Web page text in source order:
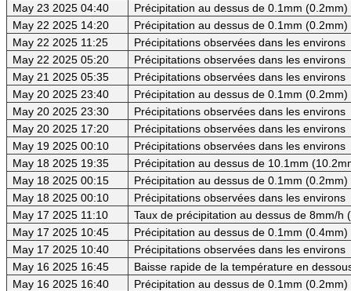
May 23 2025 04:40
Précipitation au dessus de 0.1mm
May 22 2025 14:20
Précipitation au dessus de 0.1mm
May 22 2025 11:25
Précipitations observées dans les environs
May 22 2025 05:20
Précipitations observées dans les environs
May 21 2025 05:35
Précipitations observées dans les environs
May 20 2025 23:40
Précipitation au dessus de 0.1mm
May 20 2025 23:30
Précipitations observées dans les environs
May 20 2025 17:20
Précipitations observées dans les environs
May 19 2025 00:10
Précipitations observées dans les environs
May 18 2025 19:35
Précipitation au dessus de 10.1mm
May 18 2025 00:15
Précipitation au dessus de 0.1mm
May 18 2025 00:10
Précipitations observées dans les environs
May 17 2025 11:10
Taux de précipitation au dessus de 8mm/h
May 17 2025 10:45
Précipitation au dessus de 0.1mm
May 17 2025 10:40
Précipitations observées dans les environs
May 16 2025 16:45
Baisse rapide de la température en
May 16 2025 16:40
Précipitation au dessus de 0.1mm